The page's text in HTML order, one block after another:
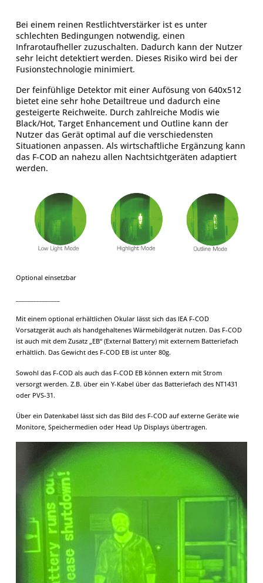
Bei einem reinen Restlichtverstärker ist es unter
schlechten Bedingungen notwendig, einen
Infrarotaufheller zuzuschalten. Dadurch kann der Nutzer
sehr leicht detektiert werden. Dieses Risiko wird bei der
Fusionstechnologie minimiert.
Der feinfühlige Detektor mit einer Aufösung von 640x512
bietet eine sehr hohe Detailtreue und dadurch eine
gesteigerte Reichweite. Durch zahlreiche Modis wie
Black/Hot, Target Enhancement und Outline kann der
Nutzer das Gerät optimal auf die verschiedensten
Situationen anpassen. Als wirtschaftliche Ergänzung kann
das F-COD an nahezu allen Nachtsichtgeräten adaptiert
werden.
Optional einsetzbar
Mit einem optional erhältlichen Okular lässt sich das IEA F-COD
Vorsatzgerät auch als handgehaltenes Wärmebildgerät nutzen. Das F-COD
ist auch mit dem Zusatz „EB“ (External Battery) mit externem Batteriefach
erhältlich. Das Gewicht des F-COD EB ist unter 80g.
Sowohl das F-COD als auch das F-COD EB können extern mit Strom
versorgt werden. Z.B. über ein Y-Kabel über das Batteriefach des NT1431
oder PVS-31.
Über ein Datenkabel lässt sich das Bild des F-COD auf externe Geräte wie
Monitore, Speichermedien oder Head Up Displays übertragen.